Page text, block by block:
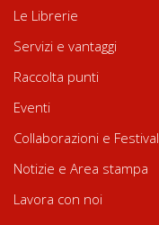
Le Librerie
Servizi e vantaggi
Raccolta punti
Eventi
Collaborazioni e Festival
Notizie e Area stampa
Lavora con noi